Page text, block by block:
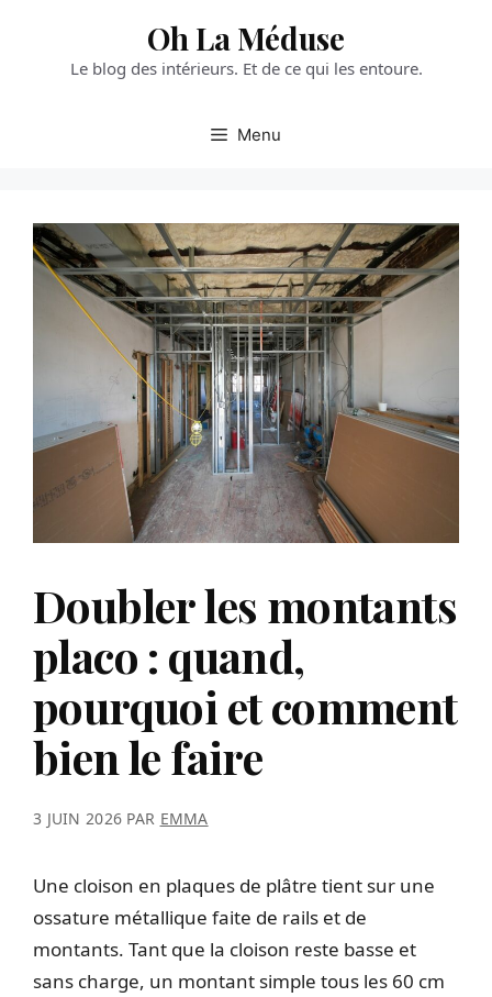
contenu
Oh La Méduse
Le blog des intérieurs. Et de ce qui les entoure.
Menu
Doubler les montants
placo : quand,
pourquoi et comment
bien le faire
3 JUIN 2026 PAR EMMA
Une cloison en plaques de plâtre tient sur une
ossature métallique faite de rails et de
montants. Tant que la cloison reste basse et
sans charge, un montant simple tous les 60 cm